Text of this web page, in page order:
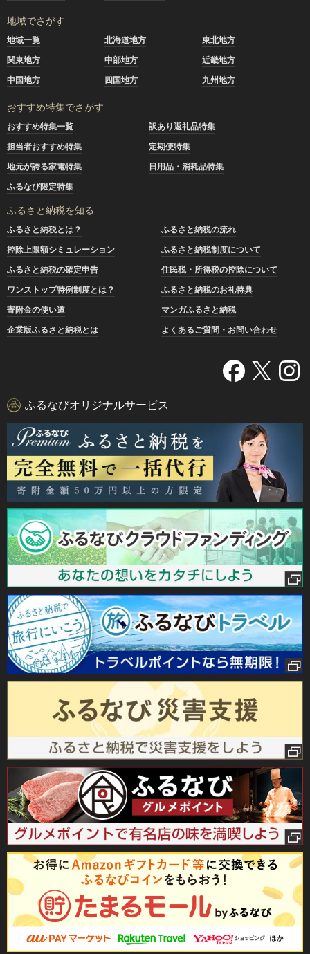
地域でさがす
地域一覧 北海道地方
東北地方
関東地方
中部地方
近畿地方
中国地方
四国地方 九州地方
おすすめ特集でさがす
おすすめ特集一覧
訳あり返礼品特集
担当者おすすめ特集
定期便特集
地元が誇る家電特集
日用品・消耗品特集
ふるなび限定特集
ふるさと納税を知る
ふるさと納税とは？
ふるさと納税の流れ
控除上限額シミュレーション
ふるさと納税制度について
ふるさと納税の確定申告
住民税・所得税の控除について
ワンストップ特例制度とは？
ふるさと納税のお礼特典
寄附金の使い道
マンガふるさと納税
企業版ふるさと納税とは
よくあるご質問・お問い合わせ
ふるなびオリジナルサービス